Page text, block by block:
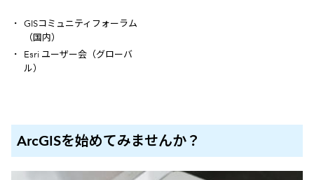
GISコミュニティフォーラム
（国内）
Esri ユーザー会（グローバ
ル）
ArcGISを始めてみませんか？